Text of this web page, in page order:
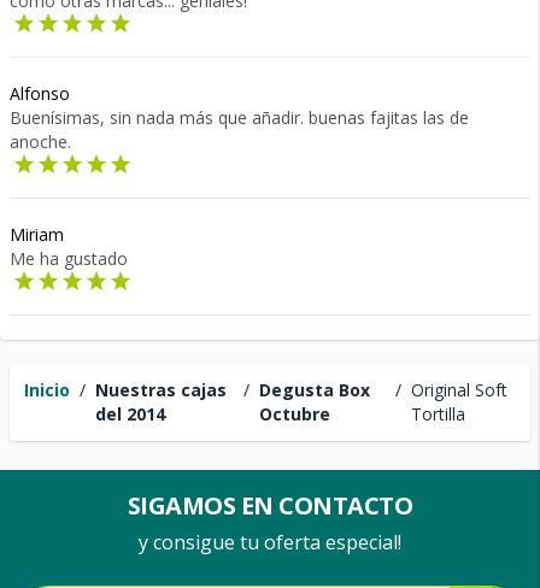
Inicio / Nuestras cajas
del 2014
/ Degusta Box
Octubre
/ Original Soft
Tortilla
Alfonso
Buenísimas, sin nada más que añadir. buenas fajitas las de
anoche.
Miriam
Me ha gustado
SIGAMOS EN CONTACTO
y consigue tu oferta especial!